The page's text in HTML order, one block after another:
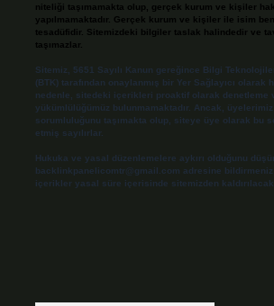
niteliği taşımamakta olup, gerçek kurum ve kişiler
yapılmamaktadır. Gerçek kurum ve kişiler ile isim
tesadüfidir. Sitemizdeki bilgiler taslak halindedir ve
taşımazlar.
Sitemiz, 5651 Sayılı Kanun gereğince Bilgi
(BTK) tarafından onaylanmış bir Yer Sağlayıcı olarak
nedenle, sitedeki içerikleri proaktif olarak denetleme
yükümlülüğümüz bulunmamaktadır. Ancak,
sorumluluğunu taşımakta olup, siteye üye olarak bu
etmiş sayılırlar.
Hukuka ve yasal düzenlemelere aykırı olduğunu
backlinkpanelicomtr@gmail.com adresine
içerikler yasal süre içerisinde sitemizden